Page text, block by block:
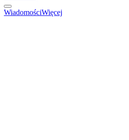
WiadomościWięcej